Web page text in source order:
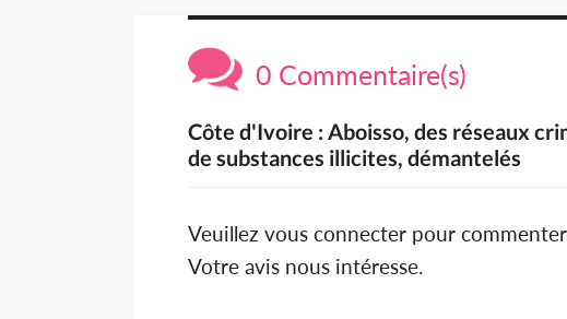
0 Commentaire(s)
Côte d'Ivoire : Aboisso, des réseaux
de substances illicites, démantelés
Veuillez vous connecter pour
Votre avis nous intéresse.